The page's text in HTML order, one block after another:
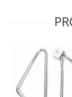
Cutii laterale Shad
Genti soft Shad
Genti TERRA Shad
Kituri complete
Kituri de prindere